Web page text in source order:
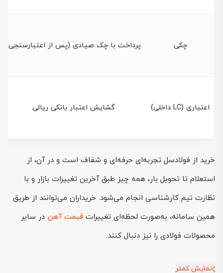
چکی پرداخت با چک صیادی (پس از اعتبارسنجی)
اعتباری (LC داخلی) گشایش اعتبار بانکی ریالی
خرید از فولادسل تجربه‌ای حرفه‌ای و شفاف است و در آن، از
استعلام تا تحویل بار، همه چیز طبق آخرین تغییرات بازار و با
نظارت تیم کارشناسی انجام می‌شود. خریداران می‌توانند از طریق
همین سامانه، به‌صورت لحظه‌ای تغییرات قیمت آهن در سایر
محصولات فولادی را نیز دنبال کنند.
نمایش کمتر